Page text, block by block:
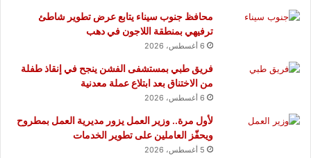
محافظ جنوب سيناء يتابع عرض تطوير شاطئ
ترفيهي بمنطقة اللاجون في دهب
6 أغسطس، 2026
فريق طبي بمستشفى الفشن ينجح في إنقاذ طفلة
من الاختناق بعد ابتلاع عملة معدنية
6 أغسطس، 2026
لأول مرة.. وزير العمل يزور مديرية العمل بمطروح
ويحفّز العاملين على تطوير الخدمات
5 أغسطس، 2026